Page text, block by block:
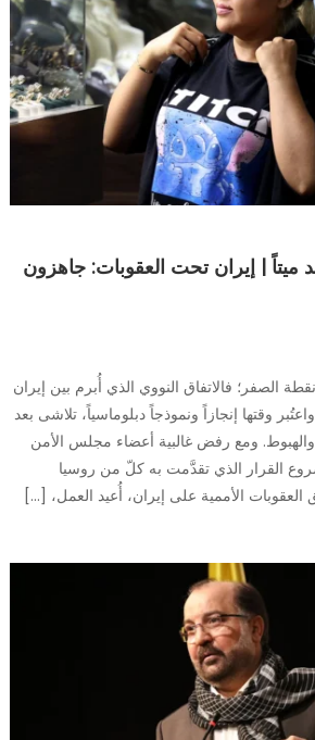
ميتاً | إيران تحت العقوبات: جاهزون
الصفر؛ فالاتفاق النووي الذي أُبرم بين إيران
الدولية عام 2015، واعتُبر وقتها إنجازاً ونموذجاً دبلوماسياً، تلاشى بعد
ومع رفض غالبية أعضاء مجلس الأمن
القرار الذي تقدَّمت به كلّ من روسيا
الأممية على إيران، أُعيد العمل، […]